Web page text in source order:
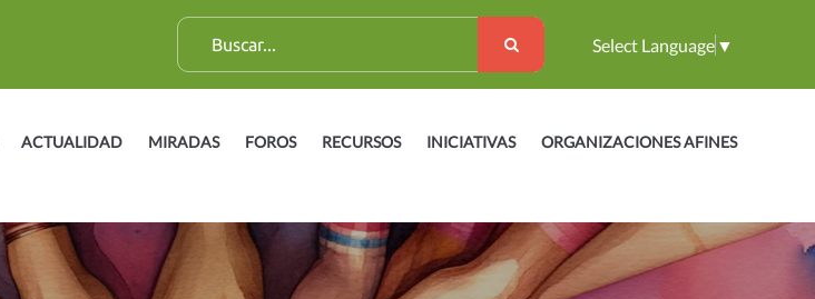
B
u
c
:
Select Language ▼
ACTUALIDAD MIRADAS FOROS RECURSOS INICIATIVAS ORGANIZACIONES AFINES